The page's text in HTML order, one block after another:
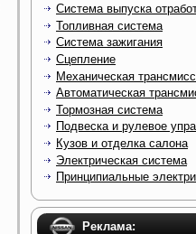
Система выпуска
Топливная система
Система зажигания
Сцепление
Механическая
Автоматическая
Тормозная система
Подвеска и рулевое
Кузов и отделка салона
Электрическая система
Принципиальные
Реклама: